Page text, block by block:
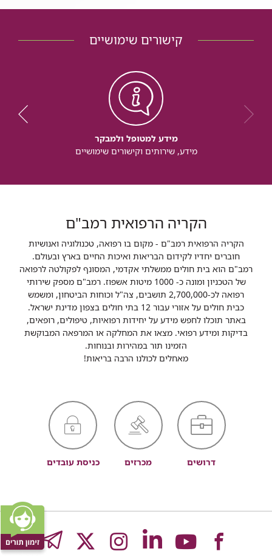
קישורים שימושיים
מידע למטופל ולמבקר
מידע, שירותים וקישורים שימושיים
הקריה הרפואית רמב"ם
הקריה הרפואית רמב"ם - מקום בו רפואה, טכנולוגיה ואנושיות
חוברים יחדיו לקידום הבריאות ואיכות החיים בארץ ובעולם.
רמב"ם הוא בית חולים ממשלתי אקדמי, המסונף לפקולטה לרפואה
של הטכניון ומונה כ- 1000 מיטות אשפוז. רמב"ם מספק שירותי
רפואה לכ-2,700,000 תושבים, צה"ל וכוחות הביטחון, ומשמש
כבית חולים על אזורי עבור 12 בתי חולים בצפון מדינת ישראל.
באתר תוכלו לחפש מידע על יחידות רפואיות, טיפולים, רופאים,
בדיקות ומידע רפואי. מצאו את המחלקה או המרפאה המבוקשת
הזמינו תור במהירות ובנוחות.
מאחלים לכולנו הרבה בריאות!
דרושים מכרזים כניסת עובדים
לעמוד
לעמוד
לעמוד
לעמוד
לעמוד